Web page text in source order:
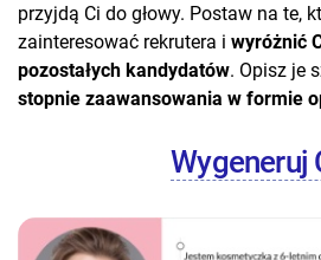
przyjdą Ci do głowy. Postaw na te,
zainteresować rekrutera i wyróżnić
pozostałych kandydatów. Opisz je
stopnie zaawansowania w formie
Wygeneruj